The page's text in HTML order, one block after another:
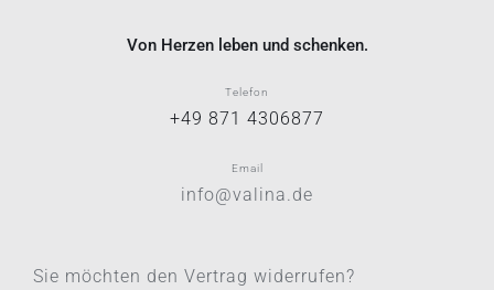
Von Herzen leben und schenken.
Telefon
+49 871 4306877
Email
info@valina.de
Sie möchten den Vertrag widerrufen?